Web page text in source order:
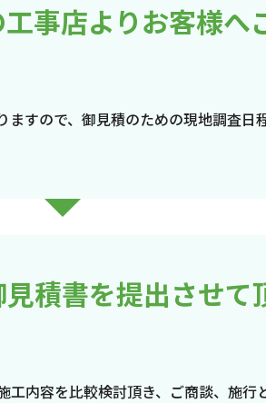
事店よりお客様へ
すので、御見積のための現地調査日
積書を提出させて
工内容を比較検討頂き、ご商談、施行